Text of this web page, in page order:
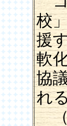
校
援
軟
協
れ
（